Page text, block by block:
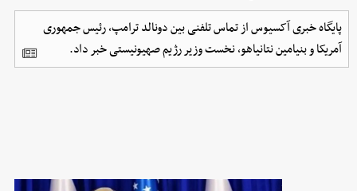
پایگاه خبری آکسیوس از تماس تلفنی بین دونالد ترامپ، رئیس جمهوری
آمریکا و بنیامین نتانیاهو، نخست وزیر رژیم صهیونیستی خبر داد.